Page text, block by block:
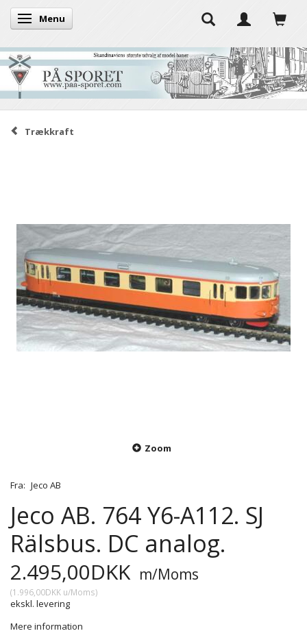
Skifte navigation
Menu
Trækkraft
Zoom
Fra: Jeco AB
Jeco AB. 764 Y6-A112. SJ
Rälsbus. DC analog.
2.495,00DKK m/Moms
(1.996,00DKK u/Moms)
ekskl. levering
Mere information